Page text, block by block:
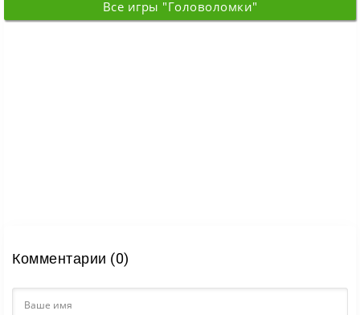
Все игры "Головоломки"
Комментарии (0)